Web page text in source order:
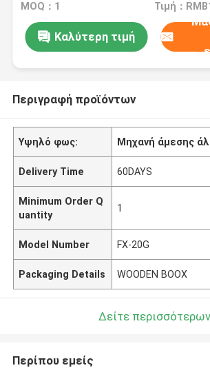
MOQ：1 Τιμή：
Καλύτερη τιμή
Περιγραφή προϊόντων
Υψηλό φως: Μηχανή άμεσης
Delivery Time 60DAYS
Minimum Order Q
uantity
1
Model Number FX-20G
Packaging Details WOODEN BOOX
Δείτε περισσότερων
Περίπου εμείς